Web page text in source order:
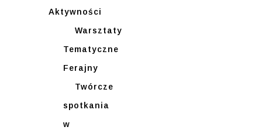
Aktywności
Warsztaty
Tematyczne
Ferajny
Twórcze
spotkania
w